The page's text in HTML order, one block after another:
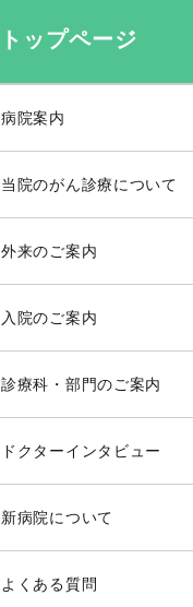
トップページ
病院案内
当院のがん診療について
外来のご案内
入院のご案内
診療科・部門のご案内
ドクターインタビュー
新病院について
よくある質問